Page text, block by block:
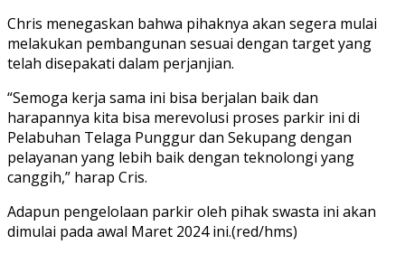
Chris menegaskan bahwa pihaknya akan segera mulai
melakukan pembangunan sesuai dengan target yang
telah disepakati dalam perjanjian.
“Semoga kerja sama ini bisa berjalan baik dan
harapannya kita bisa merevolusi proses parkir ini di
Pelabuhan Telaga Punggur dan Sekupang dengan
pelayanan yang lebih baik dengan teknolongi yang
canggih,” harap Cris.
Adapun pengelolaan parkir oleh pihak swasta ini akan
dimulai pada awal Maret 2024 ini.(red/hms)